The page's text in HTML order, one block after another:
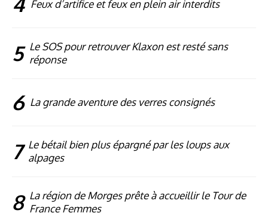
Feux d’artifice et feux en plein air interdits
5 Le SOS pour retrouver Klaxon est resté sans
réponse
6 La grande aventure des verres consignés
7 Le bétail bien plus épargné par les loups aux
alpages
8 La région de Morges prête à accueillir le Tour de
France Femmes